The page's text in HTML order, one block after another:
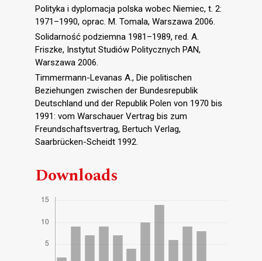
Polityka i dyplomacja polska wobec Niemiec, t. 2:
1971–1990, oprac. M. Tomala, Warszawa 2006.
Solidarność podziemna 1981–1989, red. A.
Friszke, Instytut Studiów Politycznych PAN,
Warszawa 2006.
Timmermann-Levanas A., Die politischen
Beziehungen zwischen der Bundesrepublik
Deutschland und der Republik Polen von 1970 bis
1991: vom Warschauer Vertrag bis zum
Freundschaftsvertrag, Bertuch Verlag,
Saarbrücken-Scheidt 1992.
Downloads